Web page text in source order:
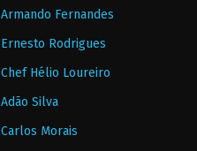
Armando Fernandes
Ernesto Rodrigues
Chef Hélio Loureiro
Adão Silva
Carlos Morais